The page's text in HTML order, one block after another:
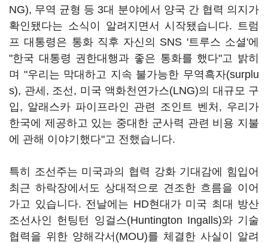
NG), 무역 균형 등 3대 분야에서 양국 간 협력 의지가
확인됐다는 소식이 알려지면서 시작됐습니다. 트럼
프 대통령은 통화 직후 자신의 SNS '트루스 소셜'에
"한국 대통령 권한대행과 좋은 통화를 했다"고 밝히
며 "우리는 막대하고 지속 불가능한 무역흑자(surplu
s), 관세, 조선, 미국 액화천연가스(LNG)의 대규모 구
입, 알래스카 파이프라인 관련 조인트 벤처, 우리가
한국에 제공하고 있는 중대한 군사력 관련 비용 지불
에 관해 이야기했다"고 전했습니다.
특히 조선주는 미국과의 협력 강화 기대감에 힘입어
최근 하락장에서도 상대적으로 견조한 흐름을 이어
가고 있습니다. 전날에는 HD현대가 미국 최대 방산
조선사인 헌팅턴 잉걸스(Huntington Ingalls)와 기술
협력을 위한 양해각서(MOU)를 체결한 사실이 알려